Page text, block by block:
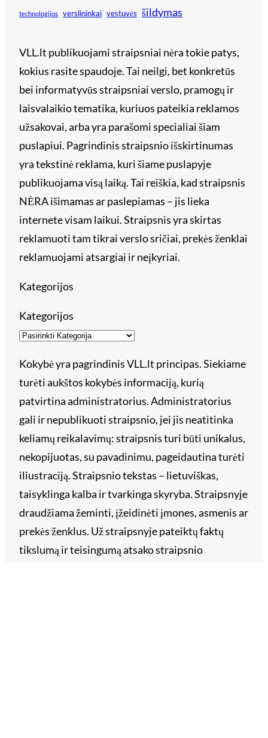
technologijos verslininkai vestuvės šildymas
VLL.lt publikuojami straipsniai nėra tokie patys,
kokius rasite spaudoje. Tai neilgi, bet konkretūs
bei informatyvūs straipsniai verslo, pramogų ir
laisvalaikio tematika, kuriuos pateikia reklamos
užsakovai, arba yra parašomi specialiai šiam
puslapiui. Pagrindinis straipsnio išskirtinumas
yra tekstinė reklama, kuri šiame puslapyje
publikuojama visą laiką. Tai reiškia, kad straipsnis
NĖRA išimamas ar paslepiamas – jis lieka
internete visam laikui. Straipsnis yra skirtas
reklamuoti tam tikrai verslo sričiai, prekės ženklai
reklamuojami atsargiai ir neįkyriai.
Kategorijos
Kategorijos
Kokybė yra pagrindinis VLL.lt principas. Siekiame
turėti aukštos kokybės informaciją, kurią
patvirtina administratorius. Administratorius
gali ir nepublikuoti straipsnio, jei jis neatitinka
keliamų reikalavimų: straipsnis turi būti unikalus,
nekopijuotas, su pavadinimu, pageidautina turėti
iliustraciją. Straipsnio tekstas – lietuviškas,
taisyklinga kalba ir tvarkinga skyryba. Straipsnyje
draudžiama žeminti, įžeidinėti įmones, asmenis ar
prekės ženklus. Už straipsnyje pateiktų faktų
tikslumą ir teisingumą atsako straipsnio